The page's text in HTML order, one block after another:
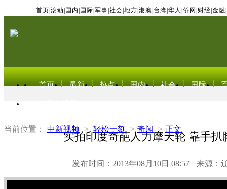
首页 滚动 国内 国际 军事 社会 地方 港澳 台湾 华人 侨网 财经 金融
首页 最新 热点 国内 社会 国际
当前位置： 中新视频 > 轻松一刻 > 奇闻 > 正文
实拍印度奇葩人力摩天轮 靠手扒
发布时间：2013年08月10日 08:57 来源：